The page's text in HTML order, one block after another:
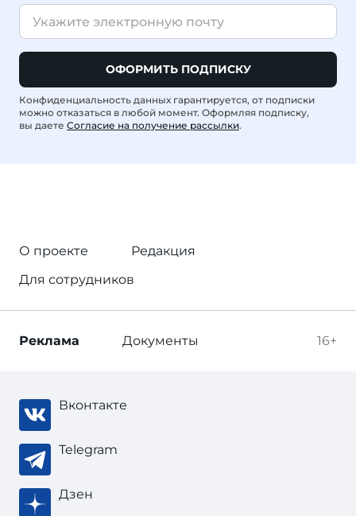
ОФОРМИТЬ ПОДПИСКУ
Конфиденциальность данных гарантируется, от подписки
можно отказаться в любой момент. Оформляя подписку,
вы даете Согласие на получение рассылки.
О проекте
Редакция
Для сотрудников
16+
Реклама Документы
Вконтакте
Telegram
Дзен